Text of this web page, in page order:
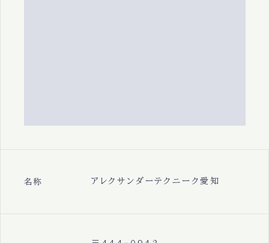
名称 アレクサンダーテクニーク愛知